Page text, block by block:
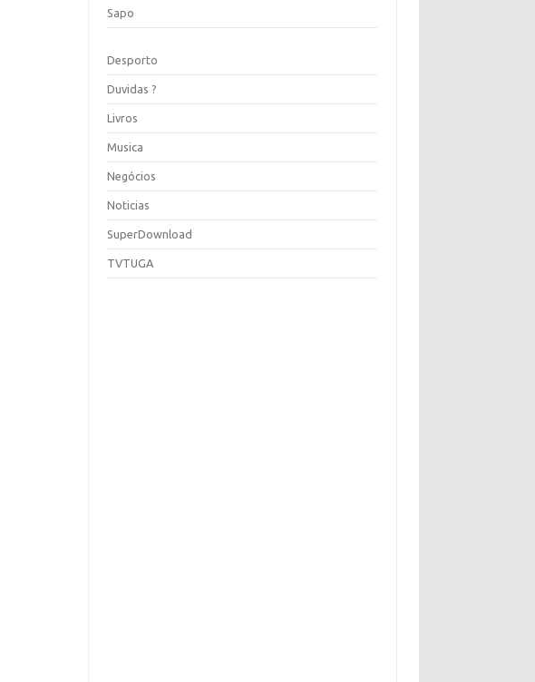
Sapo
Desporto
Duvidas ?
Livros
Musica
Negócios
Noticias
SuperDownload
TVTUGA